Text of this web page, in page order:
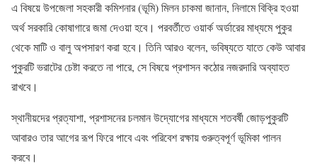
এ বিষয়ে উপজেলা সহকারী কমিশনার (ভূমি) মিলন চাকমা জানান, নিলামে বিক্রি হওয়া
অর্থ সরকারি কোষাগারে জমা দেওয়া হবে। পরবর্তীতে ওয়ার্ক অর্ডারের মাধ্যমে পুকুর
থেকে মাটি ও বালু অপসারণ করা হবে। তিনি আরও বলেন, ভবিষ্যতে যাতে কেউ আবার
পুকুরটি ভরাটের চেষ্টা করতে না পারে, সে বিষয়ে প্রশাসন কঠোর নজরদারি অব্যাহত
রাখবে।
স্থানীয়দের প্রত্যাশা, প্রশাসনের চলমান উদ্যোগের মাধ্যমে শতবর্ষী জোড়পুকুরটি
আবারও তার আগের রূপ ফিরে পাবে এবং পরিবেশ রক্ষায় গুরুত্বপূর্ণ ভূমিকা পালন
করবে।